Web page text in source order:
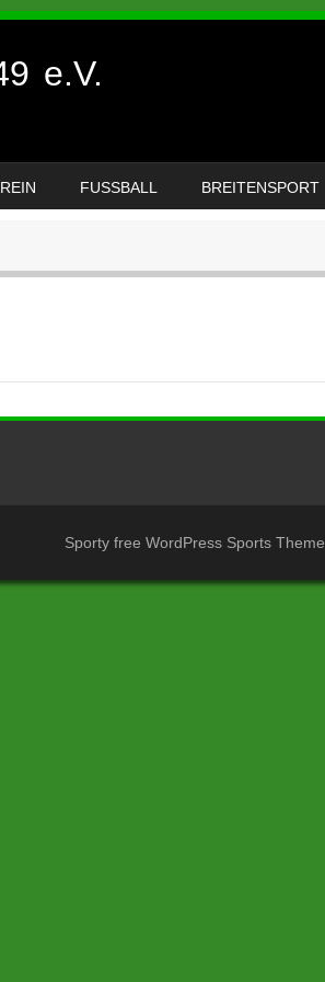
e.V.
FUSSBALL BREITENSPORT
Sporty free WordPress Sports Theme